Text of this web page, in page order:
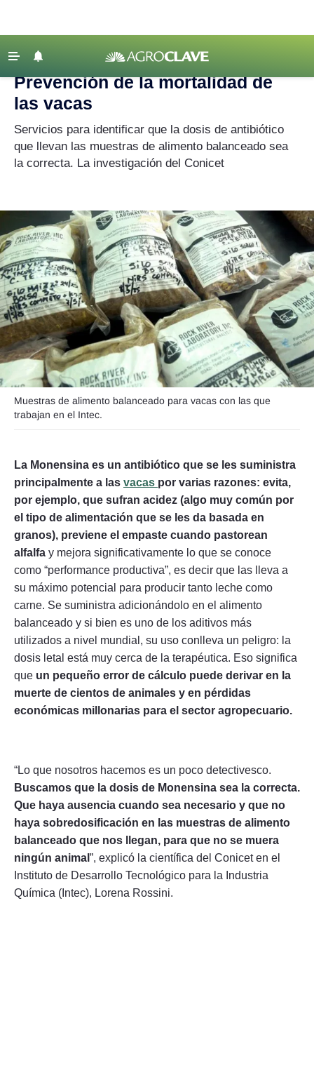
Lechería
Tecnología
Regionales
Clima
Agronegocios
Mercados
Seguinos
‹ VOLVER
Agroclave Ciencia y Tecnología | vacas
Prevención de la mortalidad de
las vacas
Servicios para identificar que la dosis de antibiótico
que llevan las muestras de alimento balanceado sea
la correcta. La investigación del Conicet
Muestras de alimento balanceado para vacas con las que
trabajan en el Intec.
La Monensina es un antibiótico que se les suministra
principalmente a las vacas por varias razones: evita,
por ejemplo, que sufran acidez (algo muy común por
el tipo de alimentación que se les da basada en
granos), previene el empaste cuando pastorean
alfalfa y mejora significativamente lo que se conoce
como “performance productiva”, es decir que las lleva a
su máximo potencial para producir tanto leche como
carne. Se suministra adicionándolo en el alimento
balanceado y si bien es uno de los aditivos más
utilizados a nivel mundial, su uso conlleva un peligro: la
dosis letal está muy cerca de la terapéutica. Eso significa
que un pequeño error de cálculo puede derivar en la
muerte de cientos de animales y en pérdidas
económicas millonarias para el sector agropecuario.
“Lo que nosotros hacemos es un poco detectivesco.
Buscamos que la dosis de Monensina sea la correcta.
Que haya ausencia cuando sea necesario y que no
haya sobredosificación en las muestras de alimento
balanceado que nos llegan, para que no se muera
ningún animal ”, explicó la científica del Conicet en el
Instituto de Desarrollo Tecnológico para la Industria
Química (Intec), Lorena Rossini.